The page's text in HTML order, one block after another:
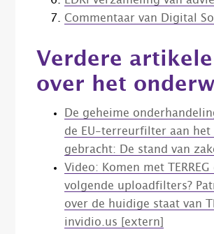
Commentaar van Digital
Verdere
over het
De geheime
de EU-terreurfilter aan het
gebracht: De stand van
Video: Komen met TERREG
volgende uploadfilters?
over de huidige staat van
invidio.us [extern]